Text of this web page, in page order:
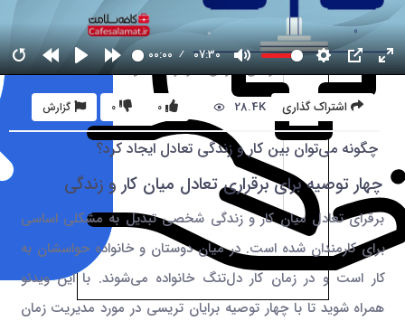
00:00 07:30
اشتراک گذاری 28.4K گزارش 0 0
چگونه می‌توان بین کار و زندگی تعادل ایجاد کرد؟
چهار توصیه‌ برای برقراری تعادل میان کار و زندگی
برقرای تعادل میان کار و زندگی شخصی تبدیل به مشکلی اساسی
برای کارمندان شده است. در میان دوستان و خانواده حواسشان به
کار است و در زمان کار دل‌تنگ خانواده می‌شوند. با این ویدئو
همراه شوید تا با چهار توصیه برایان تریسی در مورد مدیریت زمان